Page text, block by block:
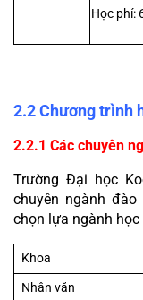
Học phí:
2.2 Chương trình
2.2.1 Các chuyên
Trường Đại học
chuyên ngành
chọn lựa ngành học
Khoa
Nhân văn